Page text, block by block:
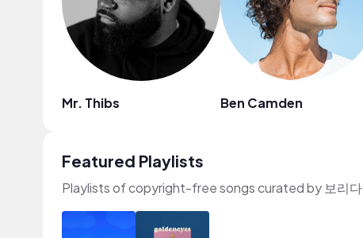
Mr. Thibs Ben Camden
Featured Playlists
Playlists of copyright-free songs curated by 보리다